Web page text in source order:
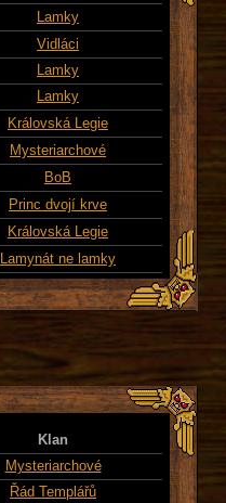
Lamky
Vidláci
Lamky
Lamky
Královská Legie
Mysteriarchové
BoB
Princ dvojí krve
Královská Legie
Lamynát ne lamky
Klan
Mysteriarchové
Řád Templářů